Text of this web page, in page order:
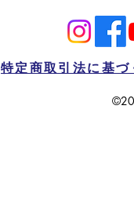
特定商取引法に基